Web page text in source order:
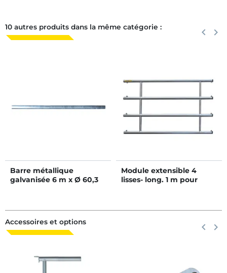
10 autres produits dans la même catégorie : keyboard_arrow_left keyboard_arrow_right
Barre métallique
galvanisée 6 m x Ø 60,3
Module extensible 4
lisses- long. 1 m pour
Accessoires et options keyboard_arrow_left keyboard_arrow_right